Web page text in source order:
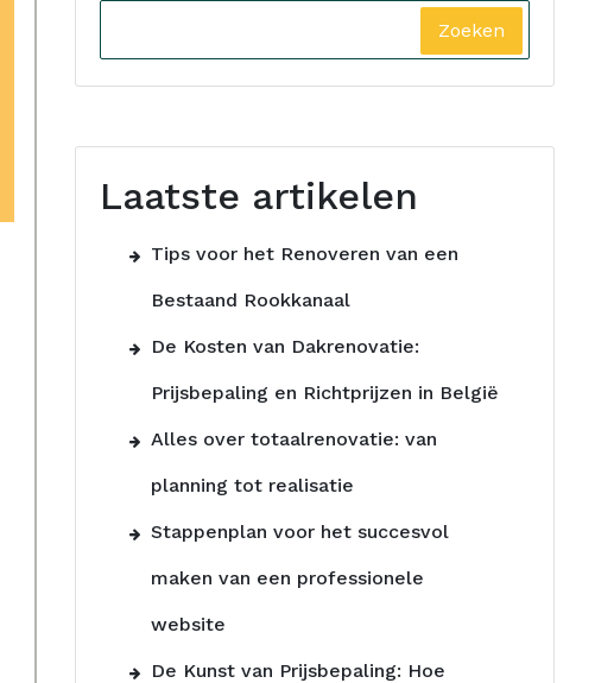
Zoeken
Laatste artikelen
Tips voor het Renoveren van een
Bestaand Rookkanaal
De Kosten van Dakrenovatie:
Prijsbepaling en Richtprijzen in België
Alles over totaalrenovatie: van
planning tot realisatie
Stappenplan voor het succesvol
maken van een professionele
website
De Kunst van Prijsbepaling: Hoe